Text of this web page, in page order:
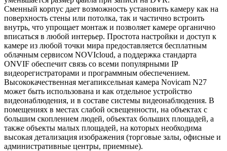
Сменный корпус дает возможность установить камеру как на
поверхность стены или потолка, так и частично встроить
внутрь, что упрощает монтаж и позволяет камере органично
вписаться в любой интерьер. Простота настройки и доступ к
камере из любой точки мира предоставляется бесплатным
облачным сервисом NOVIcloud, а поддержка стандарта
ONVIF обеспечит связь со всеми популярными IP
видеорегистраторами и программным обеспечением.
Высококачественная мегапиксельная камера Novicam N27
может быть использована и как отдельное устройство
видеонаблюдения, и в составе системы видеонаблюдения. В
помещениях в местах слабой освещенности, на объектах с
большим скоплением людей, объектах больших площадей, а
также объекты малых площадей, на которых необходима
высокая детализация изображения (торговые залы, офисные и
административные центры, приемные).